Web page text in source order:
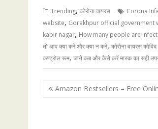
Trending, कोरोना वायरस Corona
website, Gorakhpur official government
kabir nagar, How many people are
तो आप क्या करें और क्या न करें, कोरोना वायरस
कण्ट्रोल रूम, जाने कब और कैसे करें मास्क का सही
Post
navigation
Amazon Bestsellers – Free